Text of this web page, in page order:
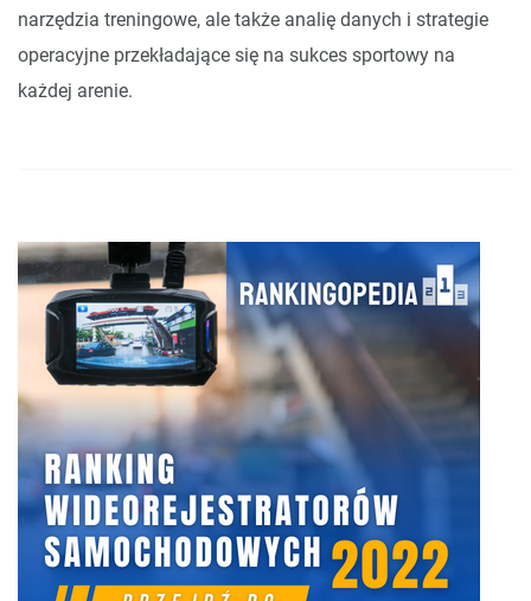
narzędzia treningowe, ale także analię danych i strategie
operacyjne przekładające się na sukces sportowy na
każdej arenie.